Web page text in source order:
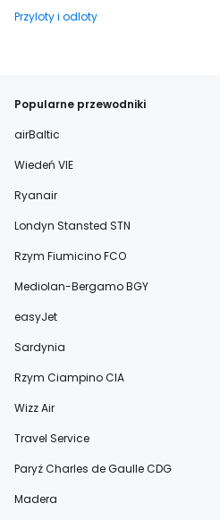
Przyloty i odloty
Popularne przewodniki
airBaltic
Wiedeń VIE
Ryanair
Londyn Stansted STN
Rzym Fiumicino FCO
Mediolan-Bergamo BGY
easyJet
Sardynia
Rzym Ciampino CIA
Wizz Air
Travel Service
Paryż Charles de Gaulle CDG
Madera